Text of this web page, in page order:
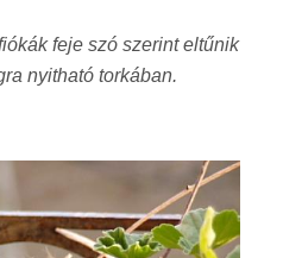
feje szó szerint eltűnik
nyitható torkában.